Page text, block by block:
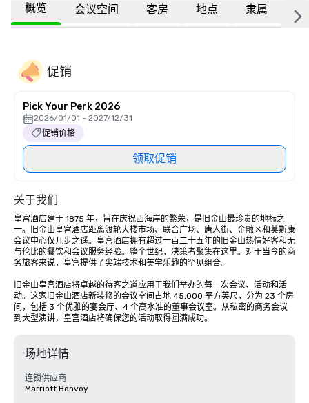
概览 会议空间 客房 地点 隶属 更
促销
Pick Your Perk 2026
2026/01/01 - 2027/12/31
促销价格
领取促销
关于我们
皇宫酒店建于 1875 年，旨在庆祝西海岸的繁荣，是旧金山最珍贵的地标之
一。旧金山皇宫酒店距离渡轮大楼市场、联合广场、唐人街、金融区和莫斯康
会议中心仅几步之遥。皇宫酒店拥有超过一百二十五年的旧金山热情好客和无
与伦比的餐饮和会议服务经验。整个世纪，决策者聚集在这里。对于当今的商
务旅客来说，皇宫提供了尖端技术和美学乐趣的罕见组合。
旧金山皇宫酒店将卓越的待客之道应用于我们举办的每一次会议、活动和活
动。这家旧金山酒店新装修的会议空间占地 45,000 平方英尺，分为 23 个房
间，包括 3 个优雅的宴会厅、4 个高水准的董事会议室。从私密的商务会议
到大型演讲，皇宫酒店将确保您的活动取得圆满成功。
场地详情
连锁供应商
Marriott Bonvoy